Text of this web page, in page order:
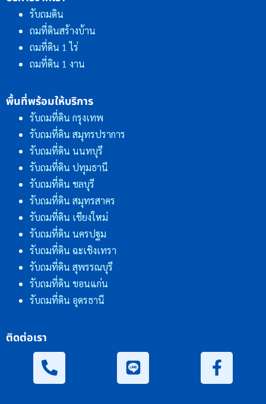
รับถมดิน
ถมที่ดินสร้างบ้าน
ถมที่ดิน 1 ไร่
ถมที่ดิน 1 งาน
พื้นที่พร้อมให้บริการ
รับถมที่ดิน กรุงเทพ
รับถมที่ดิน สมุทรปราการ
รับถมที่ดิน นนทบุรี
รับถมที่ดิน ปทุมธานี
รับถมที่ดิน ชลบุรี
รับถมที่ดิน สมุทรสาคร
รับถมที่ดิน เชียงใหม่
รับถมที่ดิน นครปฐม
รับถมที่ดิน ฉะเชิงเทรา
รับถมที่ดิน สุพรรณบุรี
รับถมที่ดิน ขอนแก่น
รับถมที่ดิน อุดรธานี
ติดต่อเรา